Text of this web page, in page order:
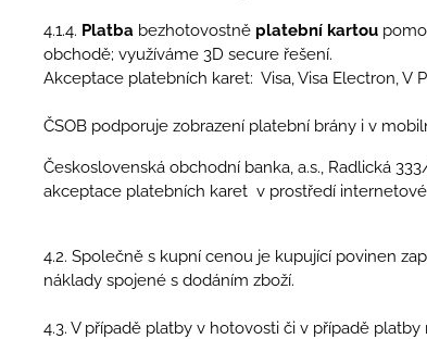
4.1.4. Platba bezhotovostně platební kartou
obchodě; využíváme 3D secure řešení.
Akceptace platebních karet: Visa, Visa Electron, V
ČSOB podporuje zobrazení platební brány i v
Československá obchodní banka, a.s., Radlická
akceptace platebních karet v prostředí
4.2. Společně s kupní cenou je kupující povinen
náklady spojené s dodáním zboží.
4.3. V případě platby v hotovosti či v případě